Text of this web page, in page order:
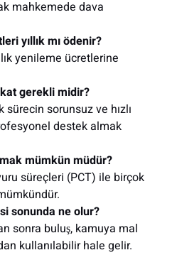
mahkemede dava
yıllık mı ödenir?
yenileme ücretlerine
gerekli midir?
sorunsuz ve hızlı
destek almak
mümkün müdür?
süreçleri (PCT) ile birçok
sonunda ne olur?
sonra buluş, kamuya mal
kullanılabilir hale gelir.